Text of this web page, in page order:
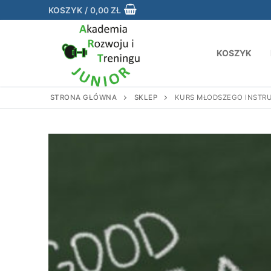
do
KOSZYK / 0,00ZŁ
KOSZYK
STRONA GŁÓWNA SKLEP KURS MŁODSZEGO